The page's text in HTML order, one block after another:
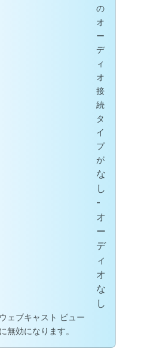
の
オ
ー
デ
ィ
オ
接
続
タ
イ
プ
が
な
し
-
オ
ー
デ
ィ
オ
な
し
ェブキャスト ビュー
無効になります。